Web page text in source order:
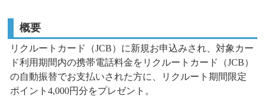
概要
リクルートカード（JCB）に新規お申込みされ、対象カー
ド利用期間内の携帯電話料金をリクルートカード（JCB）
の自動振替でお支払いされた方に、
リクルート期間限定
ポイント4,000円分をプレゼント。